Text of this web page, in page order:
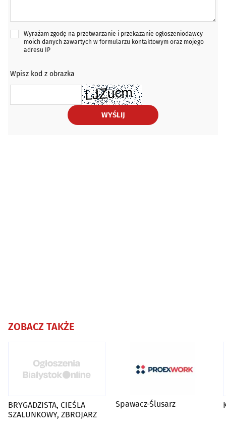
Wyrażam zgodę na przetwarzanie i przekazanie ogłoszeniodawcy
moich danych zawartych w formularzu kontaktowym oraz mojego
adresu IP
Wpisz kod z obrazka
WYŚLIJ
ZOBACZ TAKŻE
BRYGADZISTA, CIEŚLA
SZALUNKOWY, ZBROJARZ
Spawacz-Ślusarz